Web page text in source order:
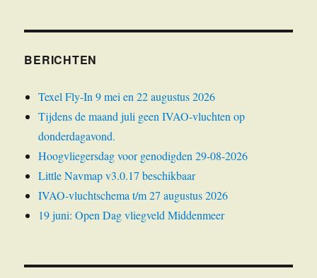
BERICHTEN
Texel Fly-In 9 mei en 22 augustus 2026
Tijdens de maand juli geen IVAO-vluchten op
donderdagavond.
Hoogvliegersdag voor genodigden 29-08-2026
Little Navmap v3.0.17 beschikbaar
IVAO-vluchtschema t/m 27 augustus 2026
19 juni: Open Dag vliegveld Middenmeer